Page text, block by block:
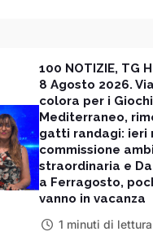
100 NOTIZIE, TG H
8 Agosto 2026.
colora per i
Mediterraneo,
gatti randagi: ieri
commissione
straordinaria e
a Ferragosto,
vanno in vacanza
1 minuti di lettura